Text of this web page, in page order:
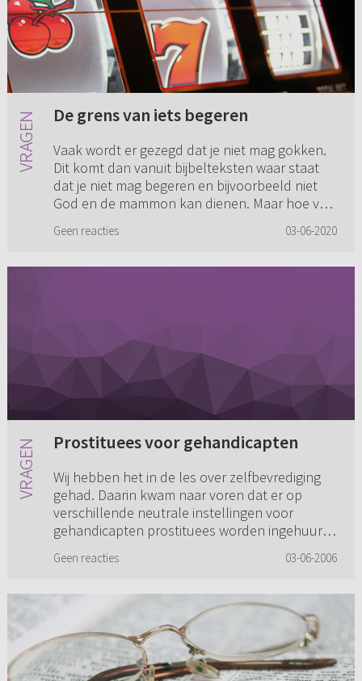
De grens van iets begeren
Vaak wordt er gezegd dat je niet mag gokken.
Dit komt dan vanuit bijbelteksten waar staat
dat je niet mag begeren en bijvoorbeeld niet
God en de mammon kan dienen. Maar hoe ver
Geen reacties 03-06-2020
Prostituees voor gehandicapten
Wij hebben het in de les over zelfbevrediging
gehad. Daarin kwam naar voren dat er op
verschillende neutrale instellingen voor
gehandicapten prostituees worden ingehuurd
Geen reacties 03-06-2006